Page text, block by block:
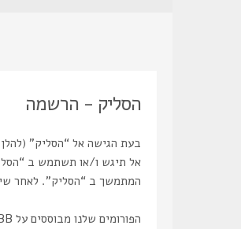
הסליק - הרשמה
אל תיגש ו/או תשתמש ב
המתמשך ב “הסליק”. לאחר